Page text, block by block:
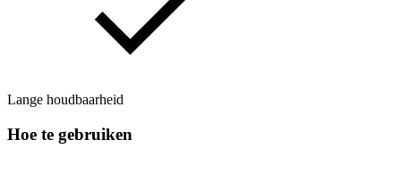
Lange houdbaarheid
Hoe te gebruiken